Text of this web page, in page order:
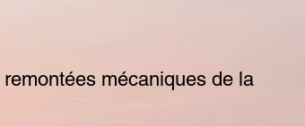
mécaniques de la